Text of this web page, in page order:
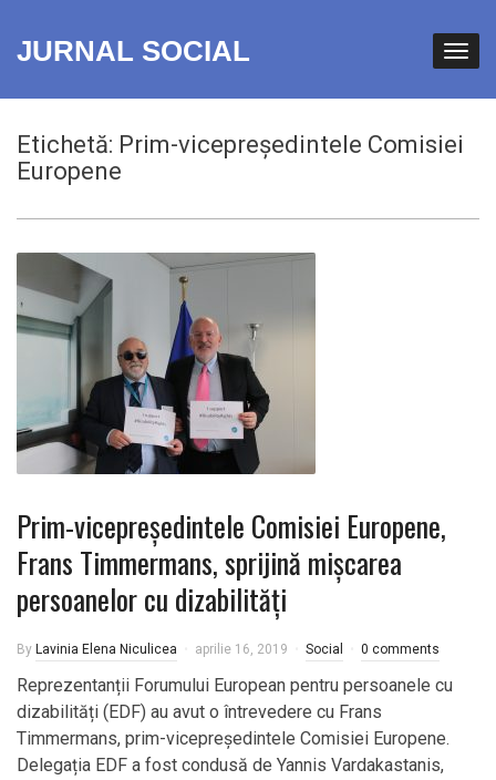
JURNAL SOCIAL
Etichetă: Prim-vicepreședintele Comisiei
Europene
Prim-vicepreședintele Comisiei Europene,
Frans Timmermans, sprijină mișcarea
persoanelor cu dizabilități
By Lavinia Elena Niculicea aprilie 16, 2019 Social 0 comments
Reprezentanții Forumului European pentru persoanele cu
dizabilități (EDF) au avut o întrevedere cu Frans
Timmermans, prim-vicepreședintele Comisiei Europene.
Delegația EDF a fost condusă de Yannis Vardakastanis,